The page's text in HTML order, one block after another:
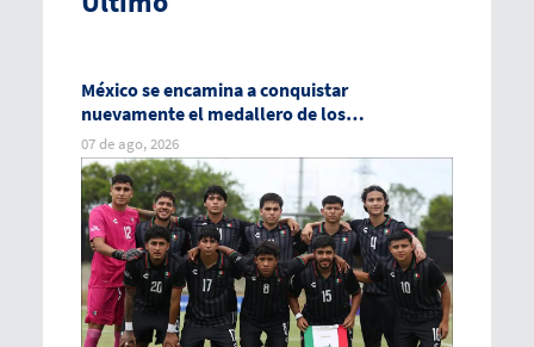
México se encamina a conquistar
nuevamente el medallero de los
Centroamericanos
07 de ago, 2026